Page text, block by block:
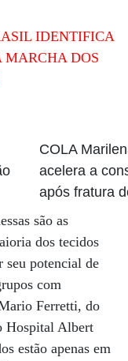
IDENTIFICA
MARCHA DOS
COLA
acelera a
após fratura
são as
dos tecidos
seu potencial de
com
Ferretti, do
Hospital Albert
estão apenas em